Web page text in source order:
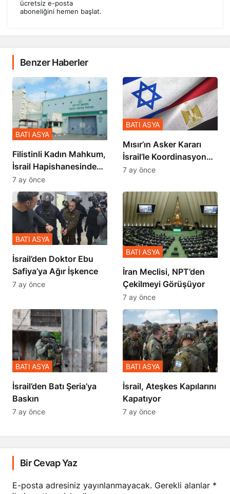
ücretsiz e-posta
aboneliğini hemen başlat.
Benzer Haberler
Filistinli Kadın Mahkum,
İsrail Hapishanesindeki
Zulmü Anlattı
BATI ASYA
7 ay önce
Mısır’ın Asker Kararı
İsrail’le Koordinasyon
İçinde Gerçekleşmiş
BATI ASYA
7 ay önce
İsrail’den Doktor Ebu
Safiya’ya Ağır İşkence
BATI ASYA
7 ay önce
İran Meclisi, NPT’den
Çekilmeyi Görüşüyor
BATI ASYA
7 ay önce
​​​​​​​İsrail’den Batı Şeria’ya
Baskın
BATI ASYA
7 ay önce
İsrail, Ateşkes Kapılarını
Kapatıyor
BATI ASYA
7 ay önce
Bir Cevap Yaz
E-posta adresiniz yayınlanmayacak. Gerekli alanlar *